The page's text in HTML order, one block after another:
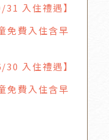
入住禮遇】
免費入住含早
入住禮遇】
免費入住含早